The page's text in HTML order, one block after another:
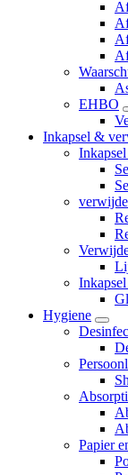
EHBO
Inkapsel &
Inkapsel
Hygiene
Papier